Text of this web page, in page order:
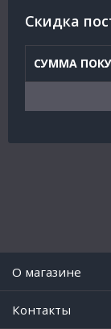
Cкидка
СУММА
O магазине
Контакты